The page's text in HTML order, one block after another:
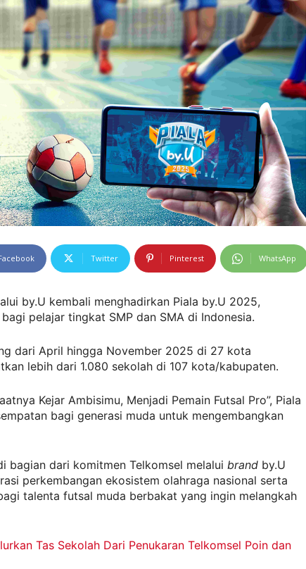
Twitter Pinterest WhatsApp
by.U kembali menghadirkan Piala by.U 2025,
pelajar tingkat SMP dan SMA di Indonesia.
dari April hingga November 2025 di 27 kota
lebih dari 1.080 sekolah di 107 kota/kabupaten.
Kejar Ambisimu, Menjadi Pemain Futsal Pro”, Piala
bagi generasi muda untuk mengembangkan
bagian dari komitmen Telkomsel melalui brand by.U
perkembangan ekosistem olahraga nasional serta
talenta futsal muda berbakat yang ingin melangkah
Tas Sekolah Dari Penukaran Telkomsel Poin dan